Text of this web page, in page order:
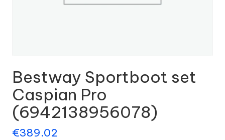
Bestway Sportboot set
Caspian Pro
(6942138956078)
€389.02